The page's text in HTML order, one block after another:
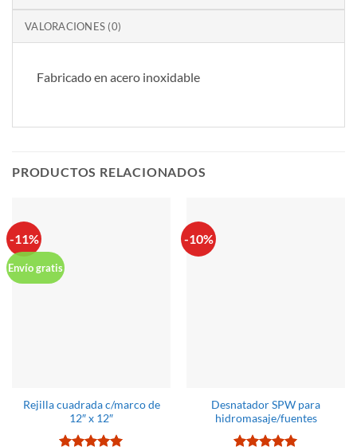
VALORACIONES (0)
Fabricado en acero inoxidable
PRODUCTOS RELACIONADOS
-11%
Envío gratis
Rejilla cuadrada c/marco de
12″ x 12″
-10%
Desnatador SPW para
hidromasaje/fuentes